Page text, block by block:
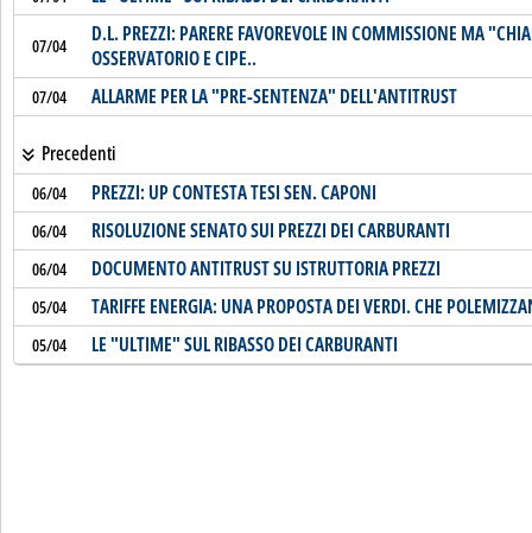
07/04
D.L. PREZZI: PARERE FAVOREVOLE IN COMMISSIONE MA
OSSERVATORIO E CIPE..
07/04 ALLARME PER LA "PRE-SENTENZA" DELL'ANTITRUST
Precedenti
06/04 PREZZI: UP CONTESTA TESI SEN. CAPONI
06/04 RISOLUZIONE SENATO SUI PREZZI DEI CARBURANTI
06/04 DOCUMENTO ANTITRUST SU ISTRUTTORIA PREZZI
05/04 TARIFFE ENERGIA: UNA PROPOSTA DEI VERDI. CHE
05/04 LE "ULTIME" SUL RIBASSO DEI CARBURANTI